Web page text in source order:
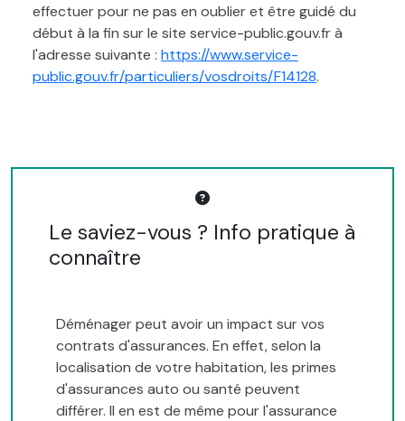
effectuer pour ne pas en oublier et être guidé du
début à la fin sur le site service-public.gouv.fr à
l'adresse suivante : https://www.service-
public.gouv.fr/particuliers/vosdroits/F14128.
Le saviez-vous ? Info pratique à
connaître
Déménager peut avoir un impact sur vos
contrats d'assurances. En effet, selon la
localisation de votre habitation, les primes
d'assurances auto ou santé peuvent
différer. Il en est de même pour l'assurance